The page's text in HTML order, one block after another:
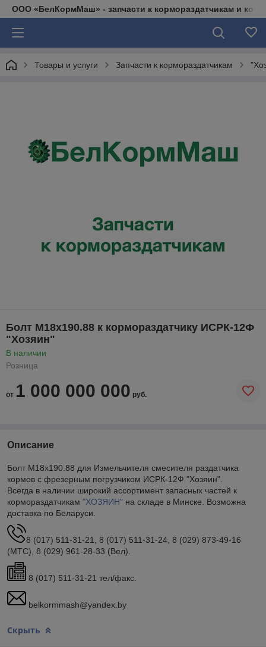
ООО «БелКормМаш» - запчасти к кормораздатчикам и
Товары и услуги Запчасти к кормораздатчикам
Болт М18х190.88 к кормораздатчику ИСРК-12Ф
"Хозяин"
В наличии
Розница
от 1 000 000 000 руб.
Описание
Болт М18х190.88 для Измельчителя смесителя раздатчика
кормов с фрезерным погрузчиком ИСРК-12Ф "Хозяин".
Всегда в наличии широкий ассортимент запасных частей к
кормораздатчикам "ХОЗЯИН" на складе в Минске. Возможна
доставка по Беларуси.
8 (017) 511-31-21, 8 (017) 511-31-24, 8 (029) 873-49-16
(МТС), 8 (029) 961-28-33 (Вел).
8 (017) 511-31-21 тел/факс.
belkormmash@yandex.by
Скрыть